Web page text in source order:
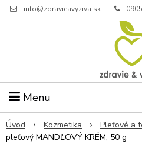
info@zdravieavyziva.sk
Menu
Úvod Kozmetika Pleťové a
pleťový MANDĽOVÝ KRÉM, 50 g